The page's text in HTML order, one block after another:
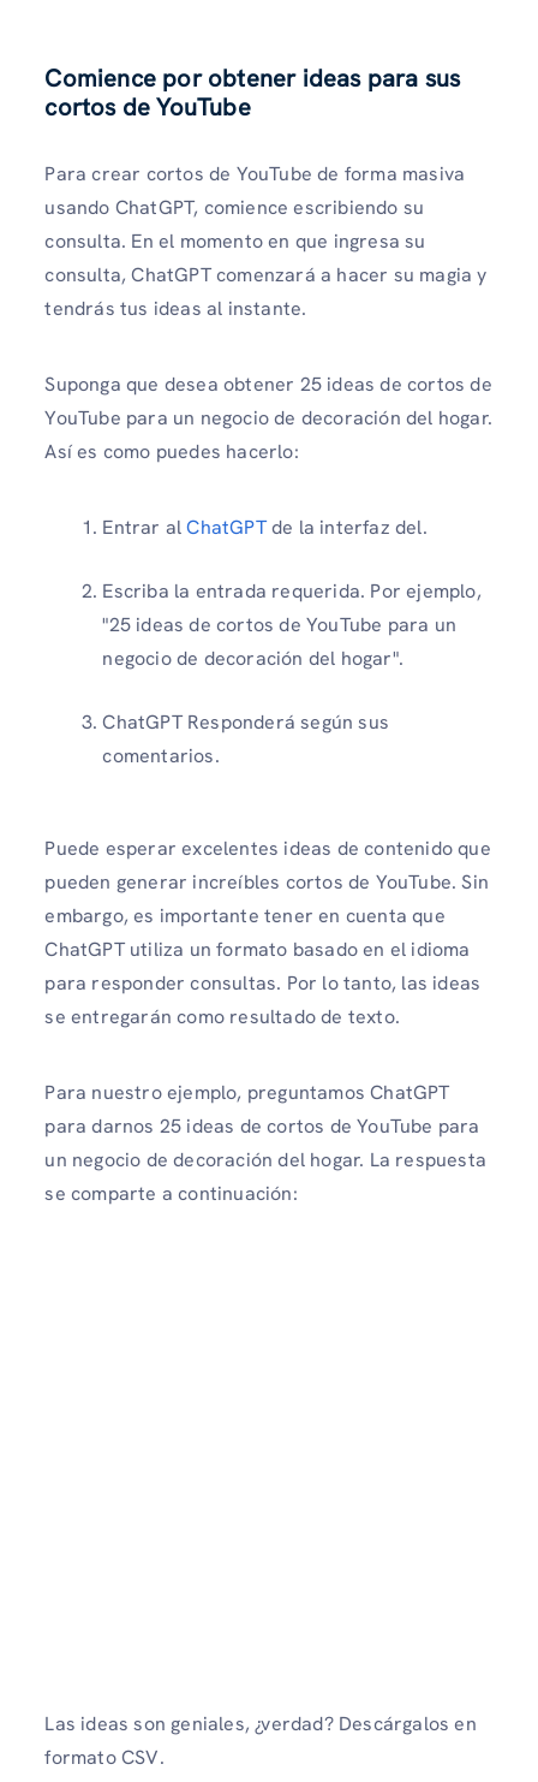
Comience por obtener ideas para sus
cortos de YouTube
Para crear cortos de YouTube de forma masiva
usando ChatGPT, comience escribiendo su
consulta. En el momento en que ingresa su
consulta, ChatGPT comenzará a hacer su magia y
tendrás tus ideas al instante.
Suponga que desea obtener 25 ideas de cortos de
YouTube para un negocio de decoración del hogar.
Así es como puedes hacerlo:
Entrar alChatGPTde la interfaz del.
Escriba la entrada requerida. Por ejemplo,
"25 ideas de cortos de YouTube para un
negocio de decoración del hogar".
ChatGPT Responderá según sus
comentarios.
Puede esperar excelentes ideas de contenido que
pueden generar increíbles cortos de YouTube. Sin
embargo, es importante tener en cuenta que
ChatGPT utiliza un formato basado en el idioma
para responder consultas. Por lo tanto, las ideas
se entregarán como resultado de texto.
Para nuestro ejemplo, preguntamos ChatGPT
para darnos 25 ideas de cortos de YouTube para
un negocio de decoración del hogar. La respuesta
se comparte a continuación:
Las ideas son geniales, ¿verdad? Descárgalos en
formato CSV.